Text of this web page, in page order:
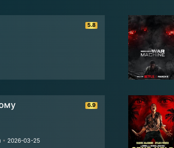
5.8
6.9
• 2026-03-25